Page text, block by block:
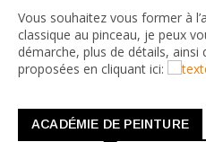
Vous souhaitez vous former à
classique au pinceau, je peux
démarche, plus de détails,
proposées en cliquant ici:
ACADÉMIE DE PEINTURE